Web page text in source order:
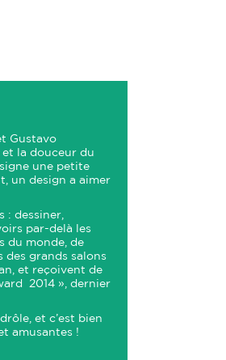
Gustavo
la douceur du
une petite
un design a aimer
: dessiner,
par-delà les
du monde, de
des grands salons
et reçoivent de
2014 », dernier
et c’est bien
amusantes !